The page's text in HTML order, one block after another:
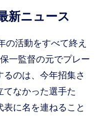
新ニュース
の活動をすべて終え
一監督の元でプレー
るのは、今年招集さ
てなかった選手た
に名を連ねること